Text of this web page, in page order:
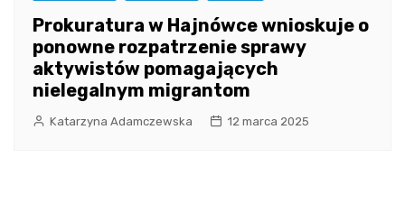
Prokuratura w Hajnówce wnioskuje o
ponowne rozpatrzenie sprawy
aktywistów pomagających
nielegalnym migrantom
Katarzyna Adamczewska 12 marca 2025